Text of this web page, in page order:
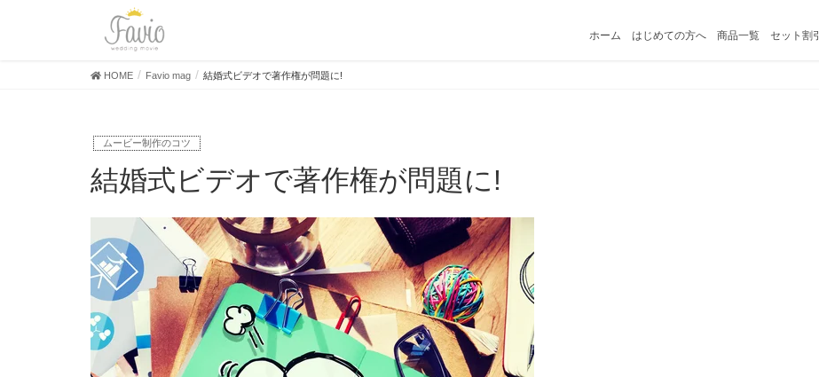
ホーム はじめての方へ 商品一覧 セット割引
HOME Favio mag 結婚式ビデオで著作権が問題に!
ムービー制作のコツ
結婚式ビデオで著作権が問題に!